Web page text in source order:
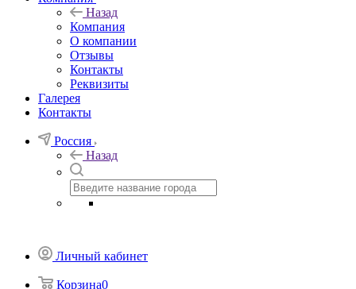
Назад
Компания
О компании
Отзывы
Контакты
Реквизиты
Галерея
Контакты
Россия
Назад
Личный кабинет
Корзина0